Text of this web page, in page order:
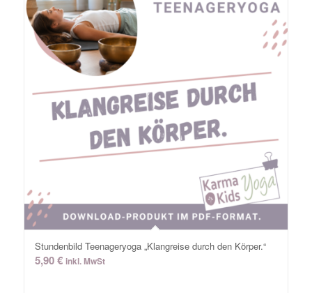
Stundenbild Teenageryoga „Klangreise durch den Körper.“
5,90€ inkl. MwSt